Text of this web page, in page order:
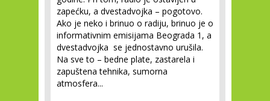
zapećku, a dvestadvojka – pogotovo.
Ako je neko i brinuo o radiju, brinuo je o
informativnim emisijama Beograda 1, a
dvestadvojka se jednostavno urušila.
Na sve to – bedne plate, zastarela i
zapuštena tehnika, sumorna
atmosfera...